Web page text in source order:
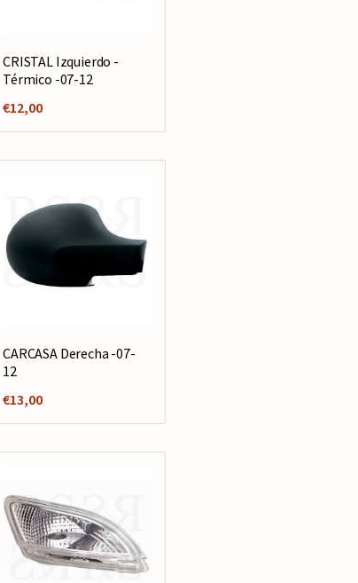
CRISTAL Izquierdo -
Térmico -07-12
€12,00
CARCASA Derecha -07-
12
€13,00